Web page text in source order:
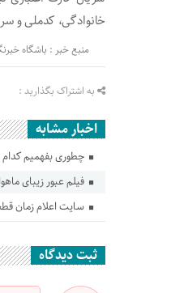
خانوادگی، كدملی و
منبع خبر : باشگاه
به اشتراک بگذارید :
اخبار مشابه
چطوری بفهمیم
فیلم عبور زیبای
سایت اعلام زمان
ثبت دیدگاه